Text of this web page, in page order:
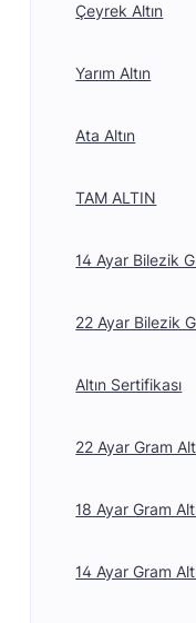
Çeyrek Altın
Yarım Altın
Ata Altın
TAM ALTIN
14 Ayar Bilezik
22 Ayar Bilezik
Altın Sertifikası
22 Ayar Gram
18 Ayar Gram
14 Ayar Gram